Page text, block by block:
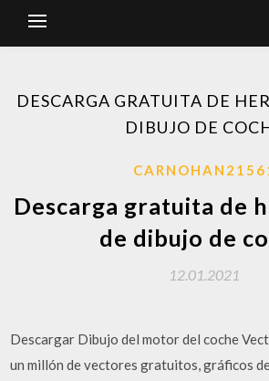
DESCARGA GRATUITA DE
DIBUJO DE
Descarga gratuita de
de dibujo de
12.01.2021
Descargar Dibujo del motor del coche
un millón de vectores gratuitos, gráficos